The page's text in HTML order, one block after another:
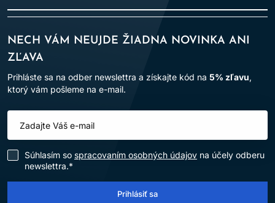
NECH VÁM NEUJDE ŽIADNA NOVINKA ANI
ZĽAVA
Prihláste sa na odber newslettra a získajte kód na 5% zľavu,
ktorý vám pošleme na e-mail.
Súhlasím so spracovaním osobných údajov na účely odberu
newslettra.*
Prihlásiť sa